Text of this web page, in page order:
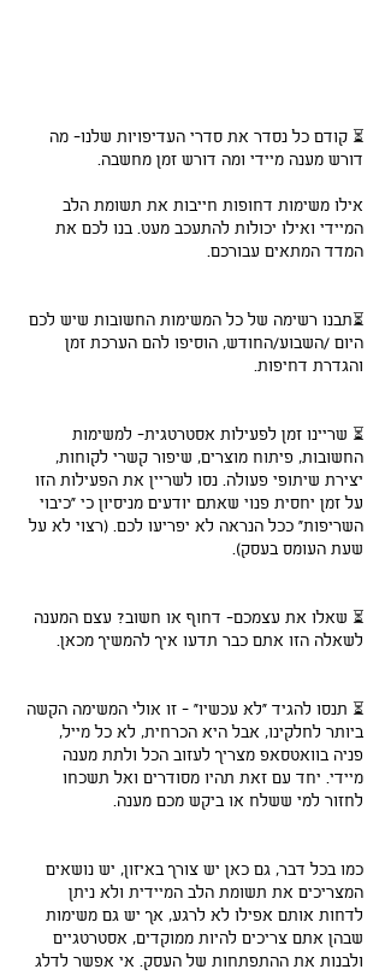
⏳ קודם כל נסדר את סדרי העדיפויות שלנו- מה
דורש מענה מיידי ומה דורש זמן מחשבה.
אילו משימות דחופות חייבות את תשומת הלב
המיידי ואילו יכולות להתעכב מעט. בנו לכם את
המדד המתאים עבורכם.
⏳תבנו רשימה של כל המשימות החשובות שיש לכם
היום /השבוע/החודש, הוסיפו להם הערכת זמן
והגדרת דחיפות.
⏳ שריינו זמן לפעילות אסטרטגית- למשימות
החשובות, פיתוח מוצרים, שיפור קשרי לקוחות,
יצירת שיתופי פעולה. נסו לשריין את הפעילות הזו
על זמן יחסית פנוי שאתם יודעים מניסיון כי "כיבוי
השריפות" ככל הנראה לא יפריעו לכם. (רצוי לא על
שעת העומס בעסק).
⏳ שאלו את עצמכם- דחוף או חשוב? עצם המענה
לשאלה הזו אתם כבר תדעו איך להמשיך מכאן.
⏳ תנסו להגיד "לא עכשיו" - זו אולי המשימה הקשה
ביותר לחלקינו, אבל היא הכרחית, לא כל מייל,
פניה בוואטסאפ מצריך לעזוב הכל ולתת מענה
מיידי. יחד עם זאת תהיו מסודרים ואל תשכחו
לחזור למי ששלח או ביקש מכם מענה.
כמו בכל דבר, גם כאן יש צורך באיזון, יש נושאים
המצריכים את תשומת הלב המיידית ולא ניתן
לדחות אותם אפילו לא לרגע, אך יש גם משימות
שבהן אתם צריכים להיות ממוקדים, אסטרטגיים
ולבנות את ההתפתחות של העסק. אי אפשר לדלג